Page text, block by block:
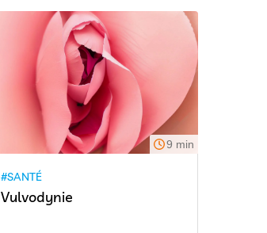
9 min
#SANTÉ
Vulvodynie